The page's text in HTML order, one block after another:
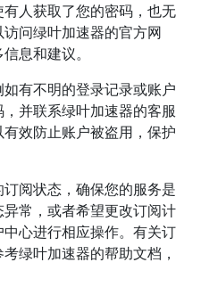
人获取了您的密码，也无
问绿叶加速器的官方网
息和建议。
有不明的登录记录或账户
并联系绿叶加速器的客服
效防止账户被盗用，保护
阅状态，确保您的服务是
常，或者希望更改订阅计
心进行相应操作。有关订
绿叶加速器的帮助文档，